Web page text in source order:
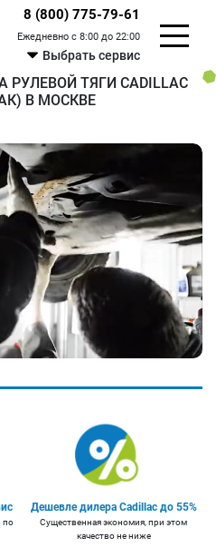
8 (800) 775-79-61
Ежедневно с 8:00 до 22:00
Выбрать сервис
ТЯГИ CADILLAC
В МОСКВЕ
по
Дешевле дилера Cadillac до 55%
Существенная экономия, при этом
качество не ниже